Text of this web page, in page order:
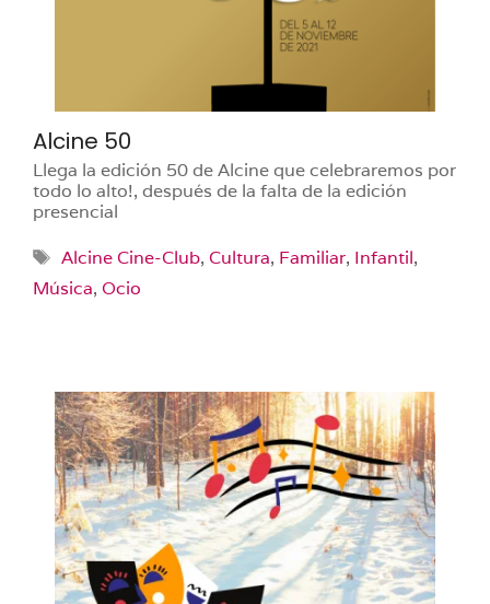
Alcine 50
Llega la edición 50 de Alcine que celebraremos por
todo lo alto!, después de la falta de la edición
presencial
Etiquetas
Alcine Cine-Club, Cultura, Familiar, Infantil,
Música, Ocio